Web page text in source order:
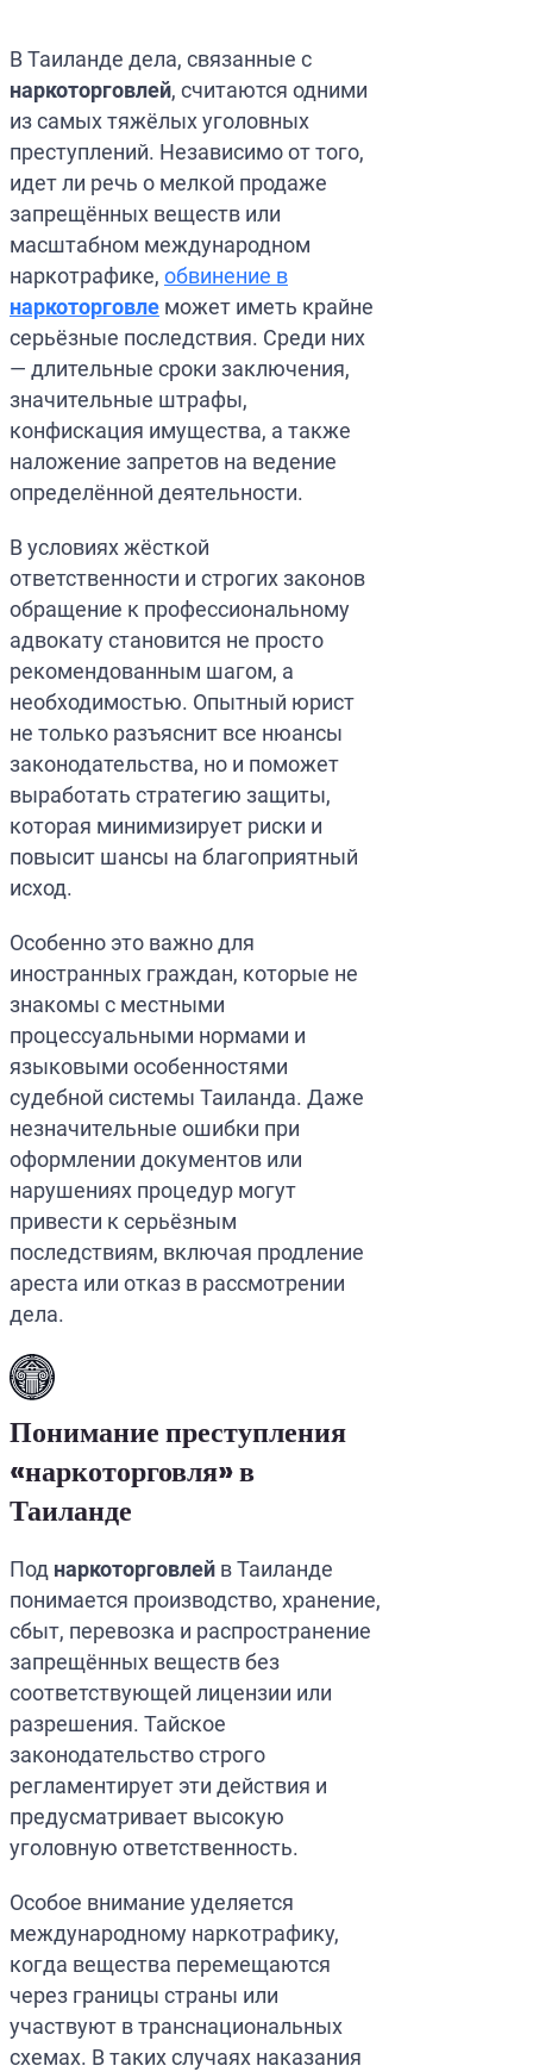
В Таиланде дела, связанные с
наркоторговлей, считаются одними
из самых тяжёлых уголовных
преступлений. Независимо от того,
идет ли речь о мелкой продаже
запрещённых веществ или
масштабном международном
наркотрафике, обвинение в
наркоторговле может иметь крайне
серьёзные последствия. Среди них
— длительные сроки заключения,
значительные штрафы,
конфискация имущества, а также
наложение запретов на ведение
определённой деятельности.
В условиях жёсткой
ответственности и строгих законов
обращение к профессиональному
адвокату становится не просто
рекомендованным шагом, а
необходимостью. Опытный юрист
не только разъяснит все нюансы
законодательства, но и поможет
выработать стратегию защиты,
которая минимизирует риски и
повысит шансы на благоприятный
исход.
Особенно это важно для
иностранных граждан, которые не
знакомы с местными
процессуальными нормами и
языковыми особенностями
судебной системы Таиланда. Даже
незначительные ошибки при
оформлении документов или
нарушениях процедур могут
привести к серьёзным
последствиям, включая продление
ареста или отказ в рассмотрении
дела.
Понимание преступления
«наркоторговля» в
Таиланде
Под наркоторговлей в Таиланде
понимается производство, хранение,
сбыт, перевозка и распространение
запрещённых веществ без
соответствующей лицензии или
разрешения. Тайское
законодательство строго
регламентирует эти действия и
предусматривает высокую
уголовную ответственность.
Особое внимание уделяется
международному наркотрафику,
когда вещества перемещаются
через границы страны или
участвуют в транснациональных
схемах. В таких случаях наказания